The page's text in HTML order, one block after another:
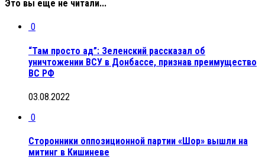
Это вы еще не читали...
0
“Там просто ад”: Зеленский рассказал об
уничтожении ВСУ в Донбассе, признав преимущество
ВС РФ
03.08.2022
0
Сторонники оппозиционной партии «Шор» вышли на
митинг в Кишиневе